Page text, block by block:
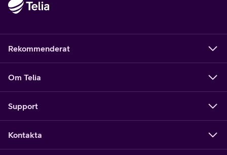
Rekommenderat
Om Telia
Support
Kontakta